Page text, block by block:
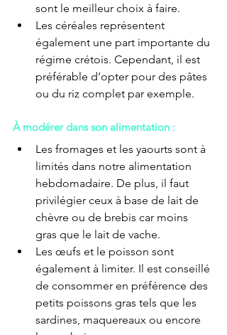
sont le meilleur choix à faire.
Les céréales représentent
également une part importante du
régime crétois. Cependant, il est
préférable d’opter pour des pâtes
ou du riz complet par exemple.
À modérer dans son alimentation :
Les fromages et les yaourts sont à
limités dans notre alimentation
hebdomadaire. De plus, il faut
privilégier ceux à base de lait de
chèvre ou de brebis car moins
gras que le lait de vache.
Les œufs et le poisson sont
également à limiter. Il est conseillé
de consommer en préférence des
petits poissons gras tels que les
sardines, maquereaux ou encore